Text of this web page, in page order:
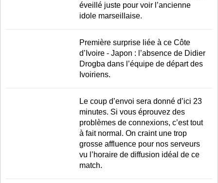
éveillé juste pour voir l’ancienne
idole marseillaise.
Première surprise liée à ce Côte
d’Ivoire - Japon : l’absence de Didier
Drogba dans l’équipe de départ des
Ivoiriens.
Le coup d’envoi sera donné d’ici 23
minutes. Si vous éprouvez des
problèmes de connexions, c’est tout
à fait normal. On craint une trop
grosse affluence pour nos serveurs
vu l’horaire de diffusion idéal de ce
match.